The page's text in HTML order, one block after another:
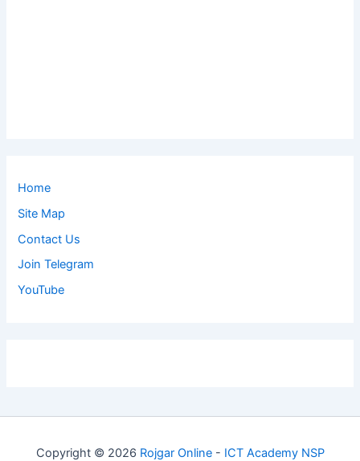
Home
Site Map
Contact Us
Join Telegram
YouTube
Copyright © 2026 Rojgar Online- ICT Academy NSP